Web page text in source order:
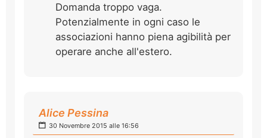
Domanda troppo vaga.
Potenzialmente in ogni caso le
associazioni hanno piena agibilità per
operare anche all'estero.
Alice Pessina
30 Novembre 2015 alle 16:56